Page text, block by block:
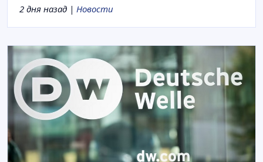
2 дня назад | Новости